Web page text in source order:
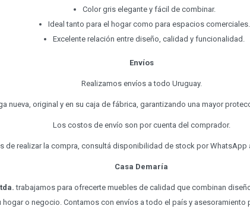
Color gris elegante y fácil de combinar.
Ideal tanto para el hogar como para espacios comerciales.
Excelente relación entre diseño, calidad y funcionalidad.
Envíos
Realizamos envíos a todo Uruguay.
nueva, original y en su caja de fábrica, garantizando una mayor
Los costos de envío son por cuenta del comprador.
de realizar la compra, consultá disponibilidad de stock por WhatsApp
Casa Demaría
trabajamos para ofrecerte muebles de calidad que combinan
hogar o negocio. Contamos con envíos a todo el país y asesoramiento